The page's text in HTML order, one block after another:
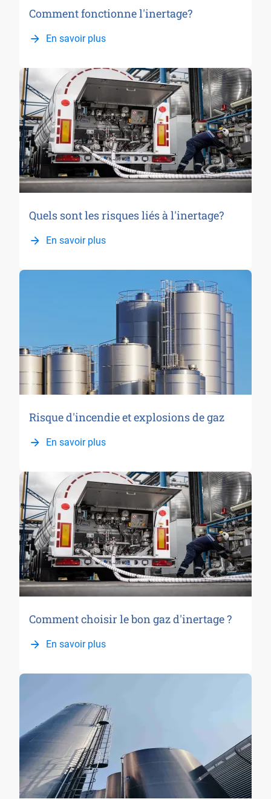
Comment fonctionne l'inertage?
En savoir plus
Quels sont les risques liés à l'inertage?
En savoir plus
Risque d'incendie et explosions de gaz
En savoir plus
Comment choisir le bon gaz d'inertage ?
En savoir plus